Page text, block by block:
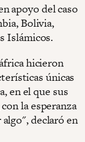
apoyo del caso
Bolivia,
Islámicos.
hicieron
únicas
en el que sus
la esperanza
algo", declaró en